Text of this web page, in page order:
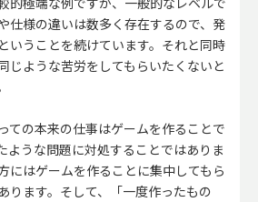
仕様の違いは数多く存在するので、発
いうことを続けています。それと同時
じような苦労をしてもらいたくないと
ての本来の仕事はゲームを作ることで
ような問題に対処することではありま
にはゲームを作ることに集中してもら
ります。そして、「一度作ったもの